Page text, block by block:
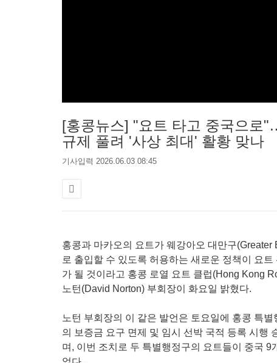
[홍콩뉴스] "요트 타고 중국으로
규제 풀려 '사상 최대' 활황 맞나
기사입력 2026.06.03 08:45
홍콩과 마카오의 요트가 웨강아오 대만구(Greater
로 출입할 수 있도록 허용하는 새로운 정책이 요트
가 될 것이라고 홍콩 로열 요트 클럽(Hong Kong
노턴(David Norton) 부회장이 화요일 밝혔다.
노턴 부회장의 이 같은 발언은 토요일에 홍콩 특
의 보증금 요구 면제 및 임시 선박 국적 등록 시행
며, 이번 조치로 두 특별행정구의 요트들이 중국 9